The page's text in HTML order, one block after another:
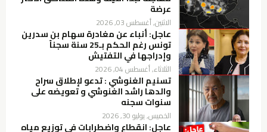
عرضة
الاثنين, أغسطس 03, 2026
عاجل: أنباء عن مغادرة سهام بن سدرين
تونس رغم الحكم بـ25 سنة سجناً
وإدراجها في التفتيش
الثلاثاء, أغسطس 04, 2026
تسنيم الغنوشي : تدعو لإطلاق سراح
والدها راشد الغنوشي و تعويضه على
سنوات سجنه
الخميس, يوليو 30, 2026
عاجل: انقطاع واضطرابات في توزيع مياه